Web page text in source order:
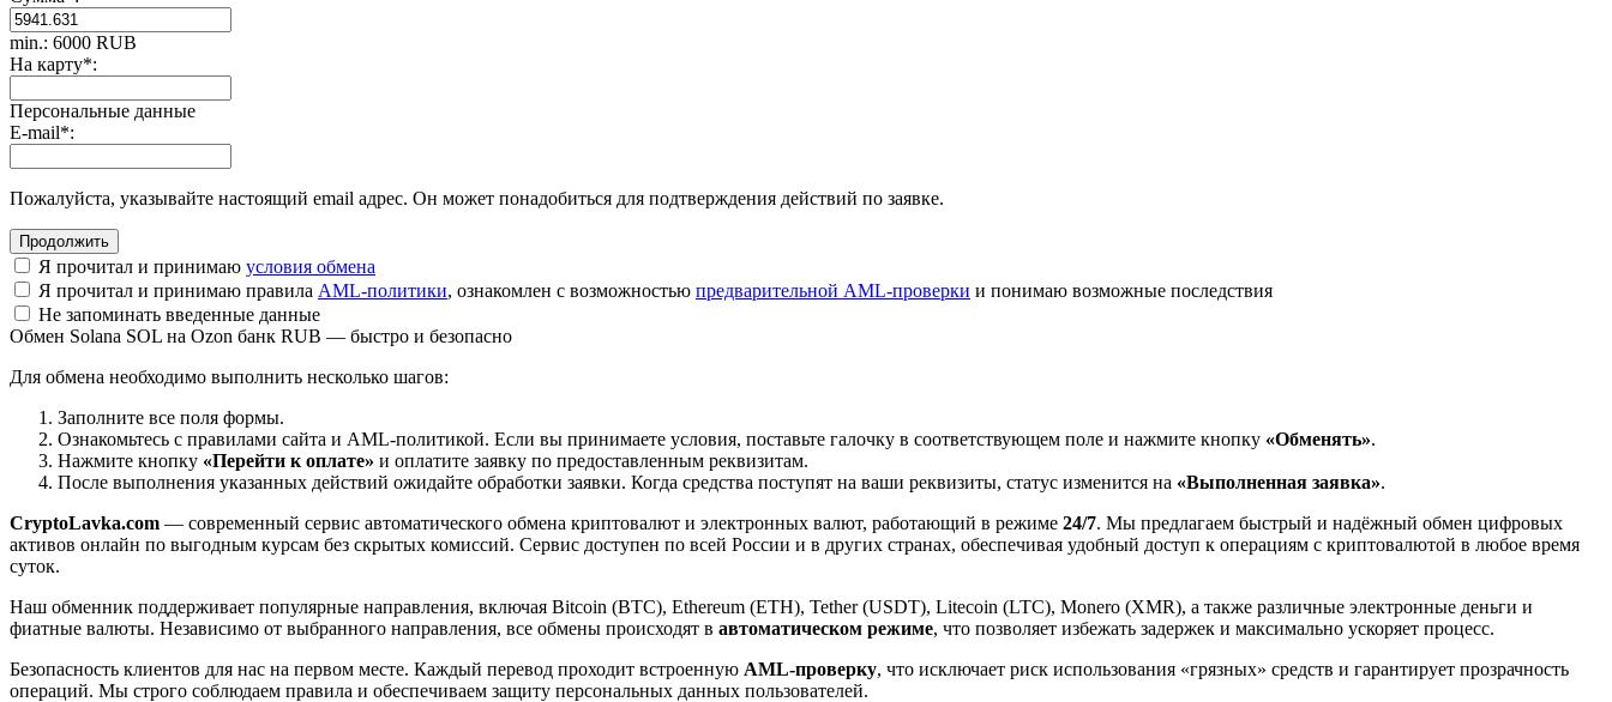
min.: 6000 RUB
На карту*:
Персональные данные
E-mail*:
Пожалуйста, указывайте настоящий email адрес. Он может понадобиться для подтверждения действий по заявке.
Я прочитал и принимаю условия обмена
Я прочитал и принимаю правила AML-политики, ознакомлен с возможностью предварительной AML-проверки и понимаю возможные последствия
Не запоминать введенные данные
Обмен Solana SOL на Ozon банк RUB — быстро и безопасно
Для обмена необходимо выполнить несколько шагов:
Заполните все поля формы.
Ознакомьтесь с правилами сайта и AML-политикой. Если вы принимаете условия, поставьте галочку в соответствующем поле и нажмите кнопку «Обменять».
Нажмите кнопку «Перейти к оплате» и оплатите заявку по предоставленным реквизитам.
После выполнения указанных действий ожидайте обработки заявки. Когда средства поступят на ваши реквизиты, статус изменится на «Выполненная заявка».
CryptoLavka.com — современный сервис автоматического обмена криптовалют и электронных валют, работающий в режиме 24/7. Мы предлагаем быстрый и надёжный обмен цифровых
активов онлайн по выгодным курсам без скрытых комиссий. Сервис доступен по всей России и в других странах, обеспечивая удобный доступ к операциям с криптовалютой в любое время
суток.
Наш обменник поддерживает популярные направления, включая Bitcoin (BTC), Ethereum (ETH), Tether (USDT), Litecoin (LTC), Monero (XMR), а также различные электронные деньги и
фиатные валюты. Независимо от выбранного направления, все обмены происходят в автоматическом режиме, что позволяет избежать задержек и максимально ускоряет процесс.
Безопасность клиентов для нас на первом месте. Каждый перевод проходит встроенную AML-проверку, что исключает риск использования «грязных» средств и гарантирует прозрачность
операций. Мы строго соблюдаем правила и обеспечиваем защиту персональных данных пользователей.